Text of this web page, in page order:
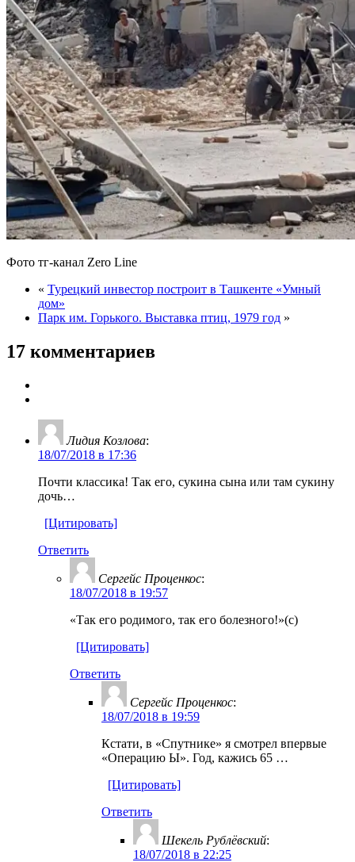
Фото тг-канал Zero Line
« Турецкий инвестор построит в Ташкенте «Умный
дом»
Парк им. Горького. Выставка птиц, 1979 год »
17 комментариев
Лидия Козлова:
18/07/2018 в 17:36
Почти классика! Так его, сукина сына или там сукину
дочь…
[Цитировать]
Ответить
Сергейс Проценкос:
18/07/2018 в 19:57
«Так его родимого, так его болезного!»(с)
[Цитировать]
Ответить
Сергейс Проценкос:
18/07/2018 в 19:59
Кстати, в «Спутнике» я смотрел впервые
«Операцию Ы». Год, кажись 65 …
[Цитировать]
Ответить
Шекель Рублёвский:
18/07/2018 в 22:25